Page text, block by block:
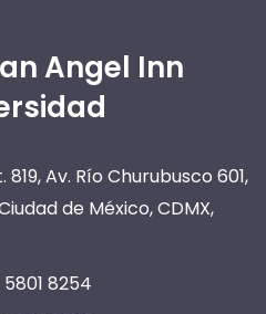
Angel Inn
819, Av. Río Churubusco 601,
de México, CDMX,
8254